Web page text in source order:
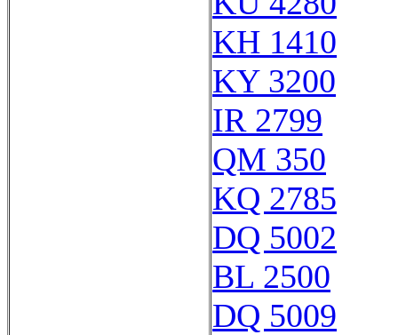
KH 1410
KY 3200
IR 2799
QM 350
KQ 2785
DQ 5002
BL 2500
DQ 5009